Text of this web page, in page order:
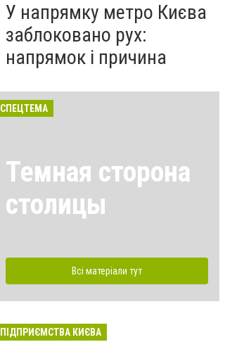
У напрямку метро Києва
заблоковано рух:
напрямок і причина
СПЕЦТЕМА
Темная сторона
столицы
Всі матеріали тут
ПІДПРИЄМСТВА КИЄВА